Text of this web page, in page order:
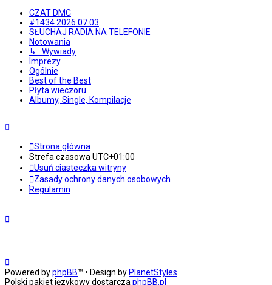
CZAT DMC
#1434 2026.07.03
SŁUCHAJ RADIA NA TELEFONIE
Notowania
↳ Wywiady
Imprezy
Ogólnie
Best of the Best
Płyta wieczoru
Albumy, Single, Kompilacje
Strona główna
Strefa czasowa UTC+01:00
Usuń ciasteczka witryny
Zasady ochrony danych osobowych
Regulamin
Powered byphpBB™ • Design by PlanetStyles
Polski pakiet językowy dostarcza phpBB.pl